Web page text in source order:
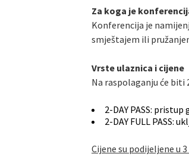
Za koga je
Konferencija je
smještajem ili
Vrste ulaznica i cijene
Na raspolaganju će biti
2-DAY PASS:
2-DAY FULL PASS:
Cijene su podijeljene u